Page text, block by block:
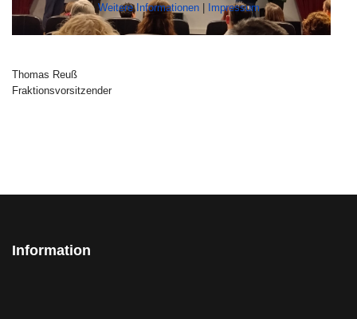
Thomas Reuß
Fraktionsvorsitzender
Information
Weitere Informationen| Impressum